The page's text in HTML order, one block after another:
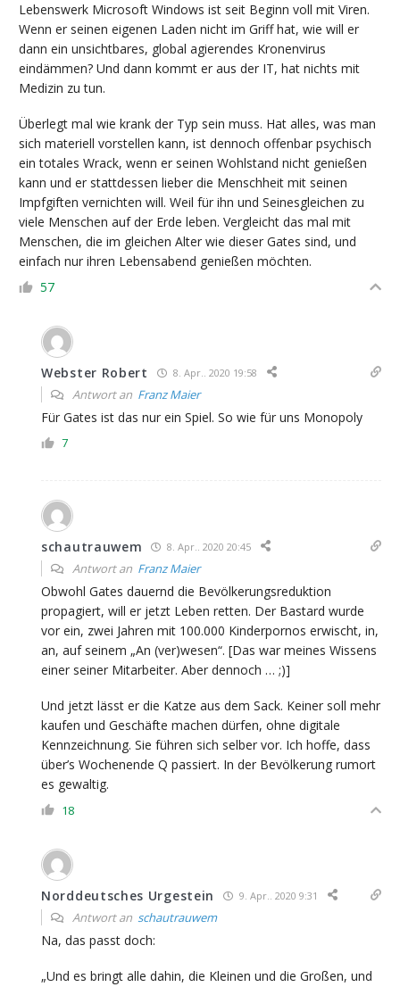
Lebenswerk Microsoft Windows ist seit Beginn voll mit Viren.
Wenn er seinen eigenen Laden nicht im Griff hat, wie will er
dann ein unsichtbares, global agierendes Kronenvirus
eindämmen? Und dann kommt er aus der IT, hat nichts mit
Medizin zu tun.
Überlegt mal wie krank der Typ sein muss. Hat alles, was man
sich materiell vorstellen kann, ist dennoch offenbar psychisch
ein totales Wrack, wenn er seinen Wohlstand nicht genießen
kann und er stattdessen lieber die Menschheit mit seinen
Impfgiften vernichten will. Weil für ihn und Seinesgleichen zu
viele Menschen auf der Erde leben. Vergleicht das mal mit
Menschen, die im gleichen Alter wie dieser Gates sind, und
einfach nur ihren Lebensabend genießen möchten.
57
Webster Robert 8. Apr.. 2020 19:58
Antwort an Franz Maier
Für Gates ist das nur ein Spiel. So wie für uns Monopoly
7
schautrauwem 8. Apr.. 2020 20:45
Antwort an Franz Maier
Obwohl Gates dauernd die Bevölkerungsreduktion
propagiert, will er jetzt Leben retten. Der Bastard wurde
vor ein, zwei Jahren mit 100.000 Kinderpornos erwischt, in,
an, auf seinem „An (ver)wesen“. [Das war meines Wissens
einer seiner Mitarbeiter. Aber dennoch … ;)]
Und jetzt lässt er die Katze aus dem Sack. Keiner soll mehr
kaufen und Geschäfte machen dürfen, ohne digitale
Kennzeichnung. Sie führen sich selber vor. Ich hoffe, dass
über’s Wochenende Q passiert. In der Bevölkerung rumort
es gewaltig.
18
Norddeutsches Urgestein 9. Apr.. 2020 9:31
Antwort an schautrauwem
Na, das passt doch:
„Und es bringt alle dahin, die Kleinen und die Großen, und